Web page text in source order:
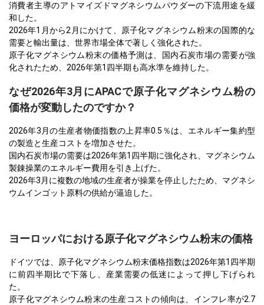
消費者主導のアトマイズドマグネシウムパウダーの下流用途を緩
和した。
2026年1月から2月にかけて、原子化マグネシウム粉末の国際的な
需要と輸出量は、世界市場全体で著しく強化された。
原子化マグネシウム粉末の価格予測は、国内石炭市場の需要が強
化されたため、2026年第1四半期も高水準を維持した。
なぜ2026年3月にAPACで原子化マグネシウム粉の
価格が変動したのですか？
2026年3月の生産者物価指数の上昇率0.5％は、エネルギー集約型
の製造と生産コストを増加させた。
国内石炭市場の需要は2026年第1四半期に強化され、マグネシウム
製錬操業のエネルギー費用を引き上げた。
2026年3月に複数の地域の生産者が操業を停止したため、マグネシ
ウムインゴット原料の供給が逼迫した。
ヨーロッパにおける原子化マグネシウム粉末の価格
ドイツでは、原子化マグネシウム粉末価格指数は2026年第1四半期
に前四半期比で下落し、産業需要の低迷によって押し下げられ
た。
原子化マグネシウム粉末の生産コストの傾向は、インフレ率が2.7